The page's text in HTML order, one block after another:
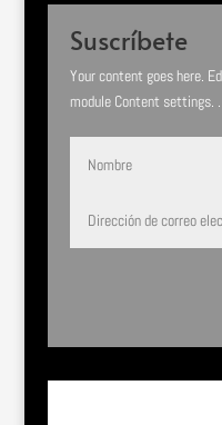
Suscríbete
Your content goes here.
module Content settings. .